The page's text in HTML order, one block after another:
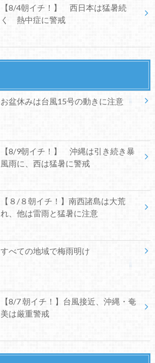
【8/4朝イチ！】 西日本は猛暑続
く 熱中症に警戒
お盆休みは台風15号の動きに注意
【8/9朝イチ！】 沖縄は引き続き暴
風雨に、西は猛暑に警戒
【８/８朝イチ！】南西諸島は大荒
れ、他は雷雨と猛暑に注意
すべての地域で梅雨明け
【8/7 朝イチ！】台風接近、沖縄・奄
美は厳重警戒